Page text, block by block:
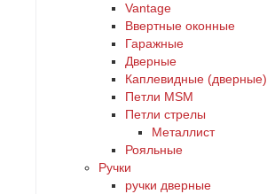
Vantage
Ввертные оконные
Гаражные
Дверные
Каплевидные (дверные)
Петли MSM
Петли стрелы
Металлист
Рояльные
Ручки
ручки дверные